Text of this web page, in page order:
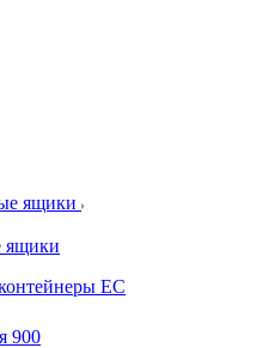
ящики
ящики
ЕС
900